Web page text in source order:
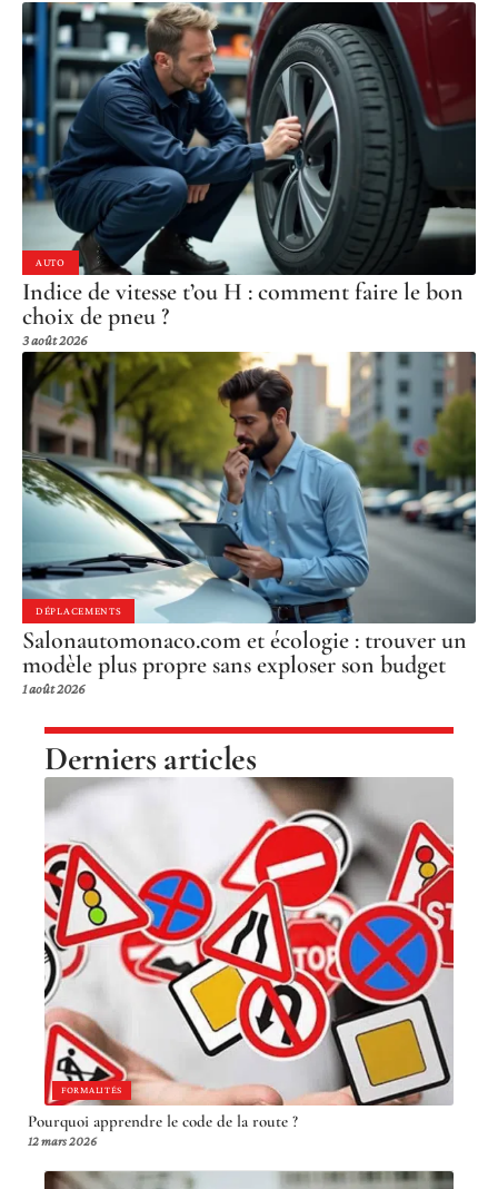
AUTO
Indice de vitesse t’ou H : comment faire le bon
choix de pneu ?
3 août 2026
DÉPLACEMENTS
Salonautomonaco.com et écologie : trouver un
modèle plus propre sans exploser son budget
1 août 2026
Derniers articles
FORMALITÉS
Pourquoi apprendre le code de la route ?
12 mars 2026